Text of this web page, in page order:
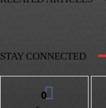
STAY CONNECTED
0